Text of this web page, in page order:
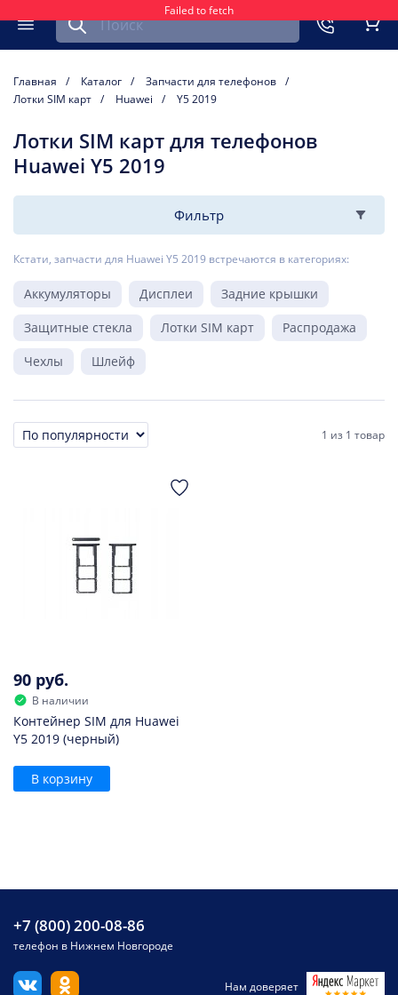
Failed to fetch
Меню
Найти запчасть для мобильного устройства
Главная Каталог
Запчасти для телефонов
Лотки SIM карт
Huawei Y5 2019
Лотки SIM карт для телефонов
Huawei Y5 2019
Фильтр
Кстати, запчасти для Huawei Y5 2019 встречаются в категориях:
Аккумуляторы Дисплеи
Задние крышки
Защитные стекла
Лотки SIM карт
Распродажа
Чехлы
Шлейф
Сортировка 1 из 1 товар
90 руб.
В наличии
Контейнер SIM для Huawei
Y5 2019 (черный)
В корзину
+7 (800) 200-08-86
телефон в Нижнем Новгороде
Нам доверяет